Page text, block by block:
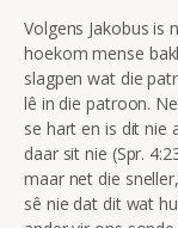
Volgens Jakobus is
hoekom mense
slagpen wat die
lê in die patroon.
se hart en is dit nie
daar sit nie (Spr.
maar net die
sê nie dat dit wat